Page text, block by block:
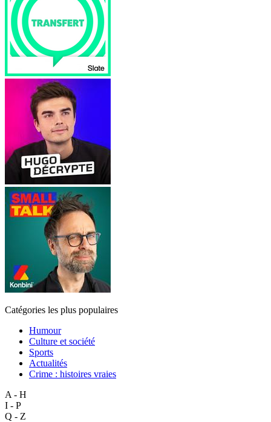
Catégories les plus populaires
Humour
Culture et société
Sports
Actualités
Crime : histoires vraies
A - H
I - P
Q - Z